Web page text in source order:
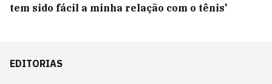
tem sido fácil a minha relação com o tênis'
EDITORIAS